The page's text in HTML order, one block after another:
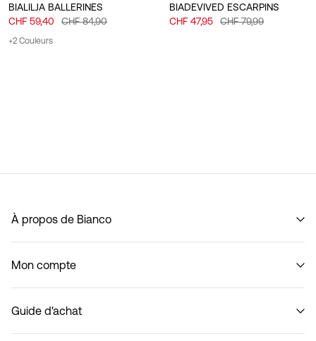
BIALILJA BALLERINES
CHF 59,40
CHF 84,90
+2 Couleurs
BIADEVIVED ESCARPINS
CHF 47,95
CHF 79,99
À propos de Bianco
Code of Conduct
B2B Shop
Nous contacter
Mon compte
Suivi de commande
Guide d'achat